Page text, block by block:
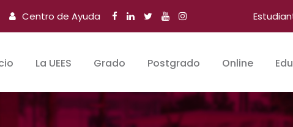
Centro de Ayuda
La UEES Grado Postgrado Online